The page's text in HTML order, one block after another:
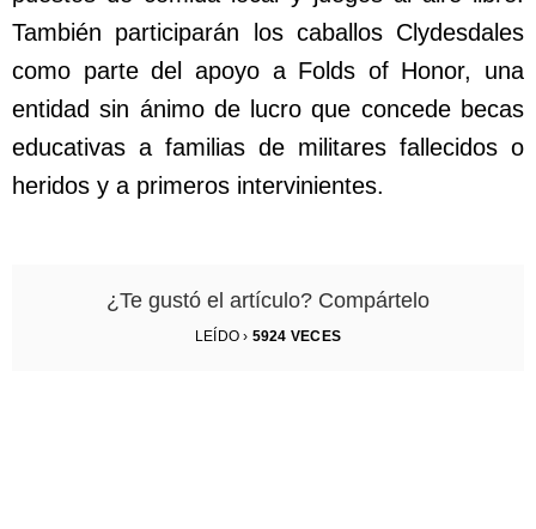
También participarán los caballos Clydesdales
como parte del apoyo a Folds of Honor, una
entidad sin ánimo de lucro que concede becas
educativas a familias de militares fallecidos o
heridos y a primeros intervinientes.
¿Te gustó el artículo? Compártelo
LEÍDO › 5924 VECES